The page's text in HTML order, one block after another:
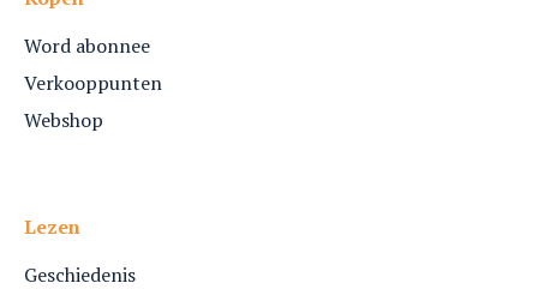
Word abonnee
Verkooppunten
Webshop
Lezen
Geschiedenis